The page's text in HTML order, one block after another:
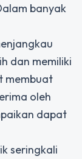
banyak
dan memiliki
membuat
oleh
dapat
seringkali